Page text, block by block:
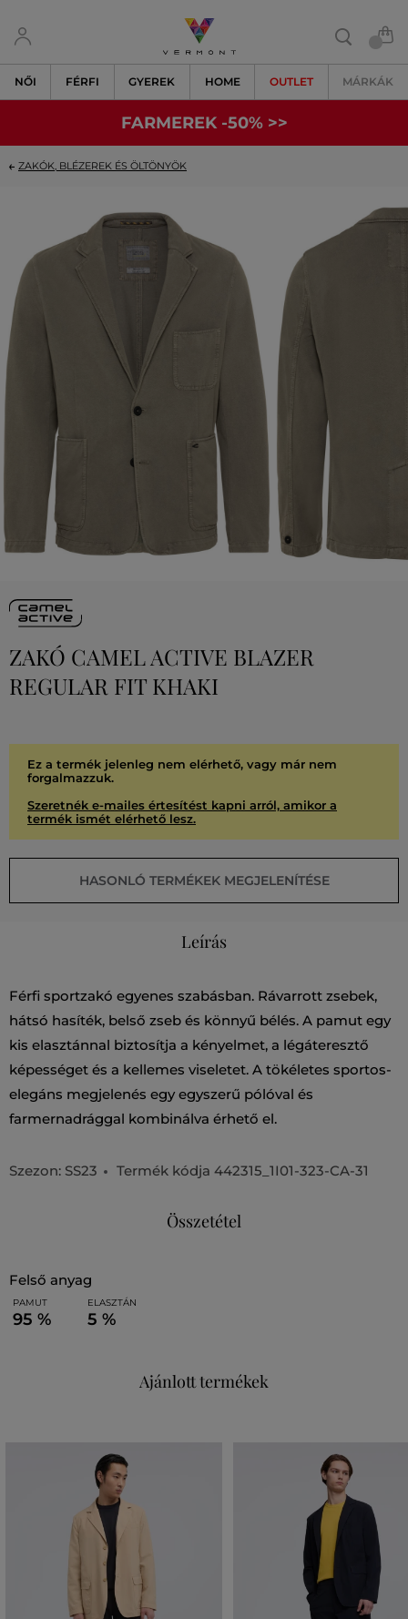
NŐI FÉRFI GYEREK HOME OUTLET MÁRKÁK
FARMEREK -50% >>
ZAKÓK, BLÉZEREK ÉS ÖLTÖNYÖK
ZAKÓ CAMEL ACTIVE BLAZER
REGULAR FIT KHAKI
Ez a termék jelenleg nem elérhető, vagy már nem
forgalmazzuk.
Szeretnék e-mailes értesítést kapni arról, amikor a
termék ismét elérhető lesz.
HASONLÓ TERMÉKEK MEGJELENÍTÉSE
Leírás
Férfi sportzakó egyenes szabásban. Rávarrott zsebek,
hátsó hasíték, belső zseb és könnyű bélés. A pamut egy
kis elasztánnal biztosítja a kényelmet, a légáteresztő
képességet és a kellemes viseletet. A tökéletes sportos-
elegáns megjelenés egy egyszerű pólóval és
farmernadrággal kombinálva érhető el.
Szezon: SS23 Termék kódja 442315_1I01-323-CA-31
Összetétel
felső anyag
PAMUT
95 %
ELASZTÁN
5 %
Ajánlott termékek